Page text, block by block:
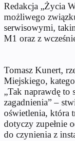
Redakcja „Życia
możliwego
serwisowymi,
M1 oraz z
Tomasz Kunert,
Miejskiego,
„Tak naprawdę to
zagadnienia” –
oświetlenia, która
dotyczy zupełnie
do czynienia z